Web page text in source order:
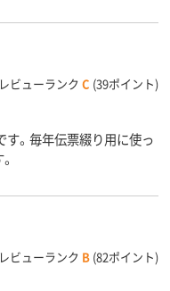
き出しも自宅の引出の様
うです。
レビューランク C (39ポイント)
。毎年伝票綴り用に使っ
レビューランク B (82ポイント)